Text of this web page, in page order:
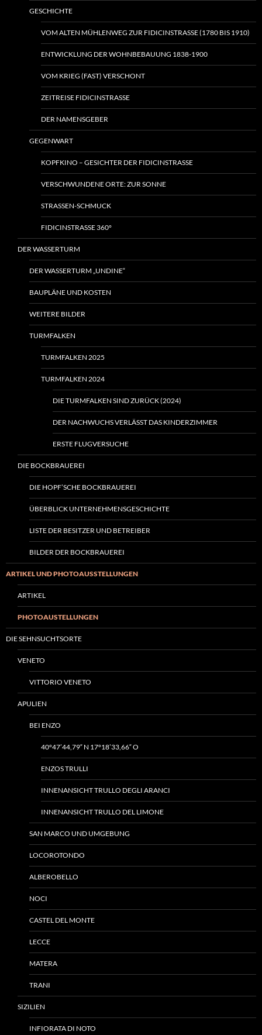
GESCHICHTE
VOM ALTEN MÜHLENWEG ZUR FIDICINSTRASSE (1780 BIS 1910)
ENTWICKLUNG DER WOHNBEBAUUNG 1838-1900
VOM KRIEG (FAST) VERSCHONT
ZEITREISE FIDICINSTRASSE
DER NAMENSGEBER
GEGENWART
KOPFKINO – GESICHTER DER FIDICINSTRASSE
VERSCHWUNDENE ORTE: ZUR SONNE
STRASSEN-SCHMUCK
FIDICINSTRASSE 360°
DER WASSERTURM
DER WASSERTURM „UNDINE“
BAUPLÄNE UND KOSTEN
WEITERE BILDER
TURMFALKEN
TURMFALKEN 2025
TURMFALKEN 2024
DIE TURMFALKEN SIND ZURÜCK (2024)
DER NACHWUCHS VERLÄSST DAS KINDERZIMMER
ERSTE FLUGVERSUCHE
DIE BOCKBRAUEREI
DIE HOPF’SCHE BOCKBRAUEREI
ÜBERBLICK UNTERNEHMENSGESCHICHTE
LISTE DER BESITZER UND BETREIBER
BILDER DER BOCKBRAUEREI
ARTIKEL UND PHOTOAUSSTELLUNGEN
ARTIKEL
PHOTOAUSTELLUNGEN
DIE SEHNSUCHTSORTE
VENETO
VITTORIO VENETO
APULIEN
BEI ENZO
40°47’44,79“ N 17°18’33,66“ O
ENZOS TRULLI
INNENANSICHT TRULLO DEGLI ARANCI
INNENANSICHT TRULLO DEL LIMONE
SAN MARCO UND UMGEBUNG
LOCOROTONDO
ALBEROBELLO
NOCI
CASTEL DEL MONTE
LECCE
MATERA
TRANI
SIZILIEN
INFIORATA DI NOTO